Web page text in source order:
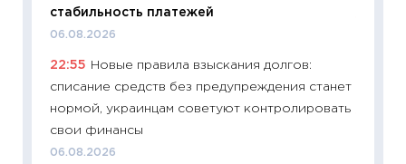
стабильность платежей
06.08.2026
22:55
Новые правила взыскания долгов:
списание средств без предупреждения станет
нормой, украинцам советуют контролировать
свои финансы
06.08.2026